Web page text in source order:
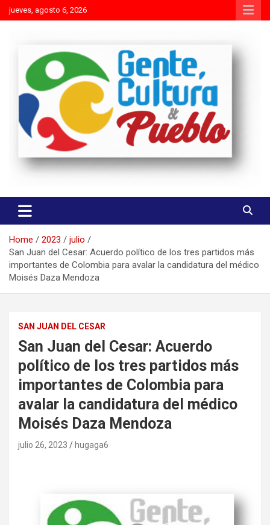
Skip
to
jueves, agosto 6, 2026
Gente Cultura y Pueblo
Home 2023
julio
San Juan del Cesar: Acuerdo político de los tres partidos más
importantes de Colombia para avalar la candidatura del médico
Moisés Daza Mendoza
SAN JUAN DEL CESAR
San Juan del Cesar: Acuerdo
político de los tres partidos más
importantes de Colombia para
avalar la candidatura del médico
Moisés Daza Mendoza
julio 26, 2023 hugaga6